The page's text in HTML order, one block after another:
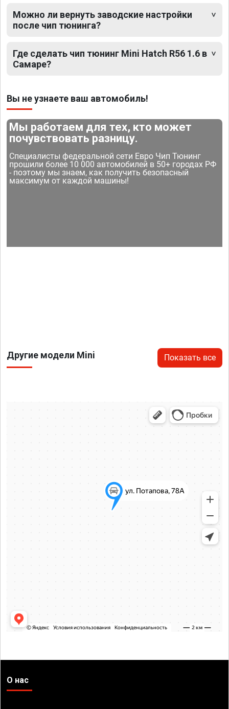
Можно ли вернуть заводские настройки
после чип тюнинга?
Где сделать чип тюнинг Mini Hatch R56 1.6 в
Самаре?
Вы не узнаете ваш автомобиль!
Мы работаем для тех, кто может
почувствовать разницу.
Специалисты федеральной сети Евро Чип Тюнинг
прошили более 10 000 автомобилей в 50+ городах РФ
- поэтому мы знаем, как получить безопасный
максимум от каждой машины!
Другие модели Mini Показать все
О нас